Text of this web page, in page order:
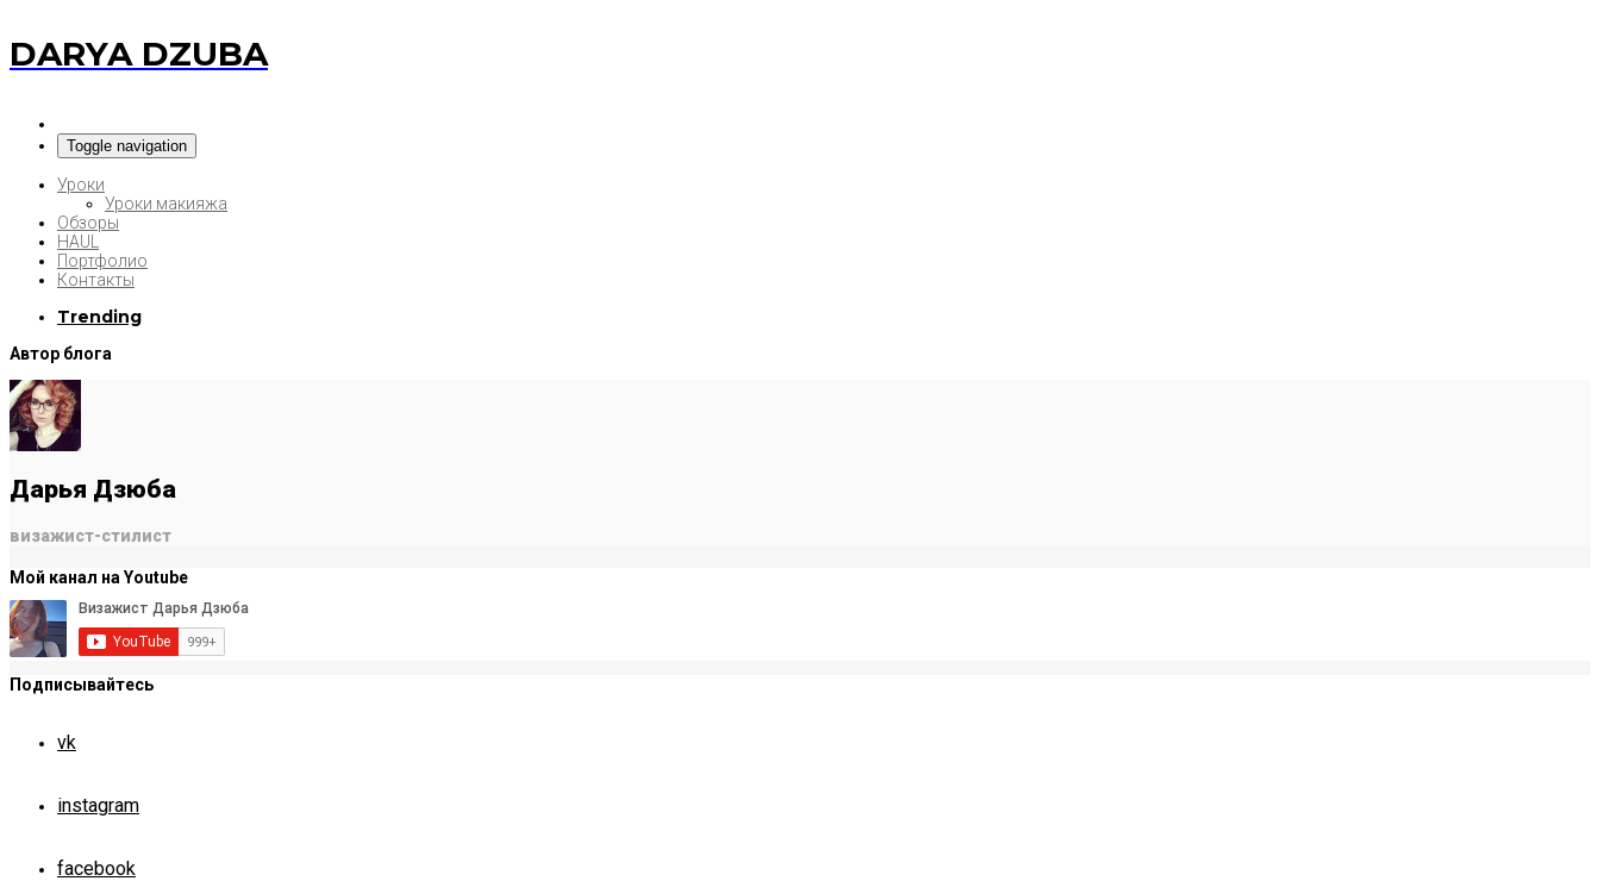
DARYA DZUBA
Toggle navigation
Уроки
Уроки макияжа
Обзоры
HAUL
Портфолио
Контакты
Trending
Автор блога
Дарья Дзюба
визажист-стилист
Мой канал на Youtube
Подписывайтесь
vk
instagram
facebook